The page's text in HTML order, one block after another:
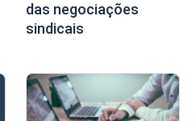
das negociações
sindicais